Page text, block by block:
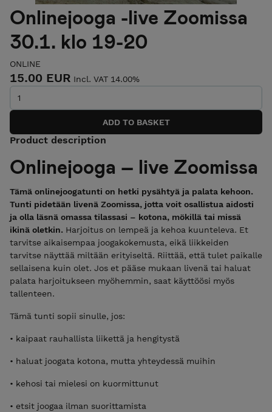
Onlinejooga -live Zoomissa
30.1. klo 19-20
ONLINE
15.00 EUR Incl. VAT 14.00%
Product description
Onlinejooga – live Zoomissa
Tämä onlinejoogatunti on hetki pysähtyä ja palata kehoon.
Tunti pidetään livenä Zoomissa, jotta voit osallistua aidosti
ja olla läsnä omassa tilassasi – kotona, mökillä tai missä
ikinä oletkin. Harjoitus on lempeä ja kehoa kuunteleva. Et
tarvitse aikaisempaa joogakokemusta, eikä liikkeiden
tarvitse näyttää miltään erityiseltä. Riittää, että tulet paikalle
sellaisena kuin olet. Jos et pääse mukaan livenä tai haluat
palata harjoitukseen myöhemmin, saat käyttöösi myös
tallenteen.
Tämä tunti sopii sinulle, jos:
• kaipaat rauhallista liikettä ja hengitystä
• haluat joogata kotona, mutta yhteydessä muihin
• kehosi tai mielesi on kuormittunut
• etsit joogaa ilman suorittamista